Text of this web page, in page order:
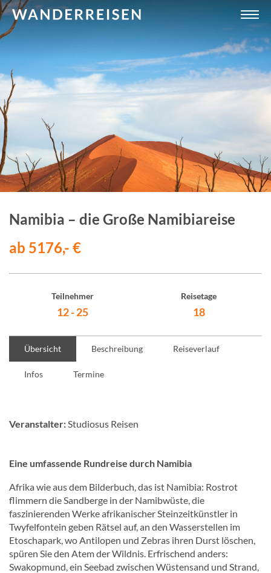
Namibia – die Große Namibiareise
ab 5176,- €
Teilnehmer
12 - 25
Reisetage
18
Übersicht Beschreibung Reiseverlauf
Infos Termine
Veranstalter:Studiosus Reisen
Eine umfassende Rundreise durch Namibia
Afrika wie aus dem Bilderbuch, das ist Namibia: Rostrot
flimmern die Sandberge in der Namibwüste, die
faszinierenden Werke afrikanischer Steinzeitkünstler in
Twyfelfontein geben Rätsel auf, an den Wasserstellen im
Etoschapark, wo Antilopen und Zebras ihren Durst löschen,
spüren Sie den Atem der Wildnis. Erfrischend anders:
Swakopmund, ein Seebad zwischen Wüstensand und Strand,